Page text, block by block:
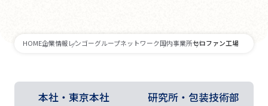
HOME企業情報 レンゴーグループネットワーク国内事業所セロファン工場
本社・東京本社 研究所・包装技術部